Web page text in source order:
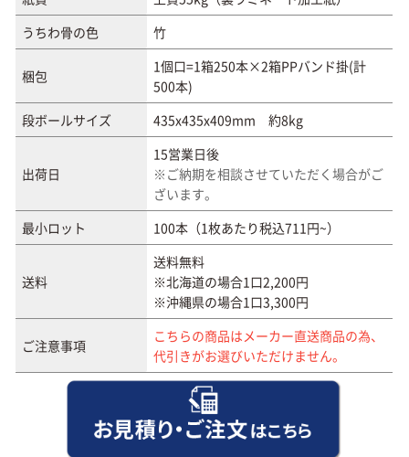
うちわ骨の色
竹
梱包
1個口=1箱250本×2箱PPバンド掛(計
500本)
段ボールサイズ
435x435x409mm 約8kg
出荷日
15営業日後
※ご納期を相談させていただく場合がご
ざいます。
最小ロット
100本（1枚あたり税込711円~）
送料
送料無料
※北海道の場合1口2,200円
※沖縄県の場合1口3,300円
ご注意事項
こちらの商品はメーカー直送商品の為、
代引きがお選びいただけません。